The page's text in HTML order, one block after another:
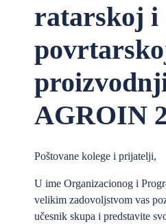
ratarskoj i
AGROIN
Poštovane kolege i prijatelji,
U ime Organizacionog i
velikim zadovoljstvom vas
učesnik skupa i predstavite